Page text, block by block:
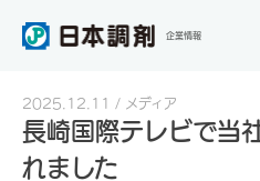
企業情報
2025.12.11 メディア
長崎国際テレビで当
れました